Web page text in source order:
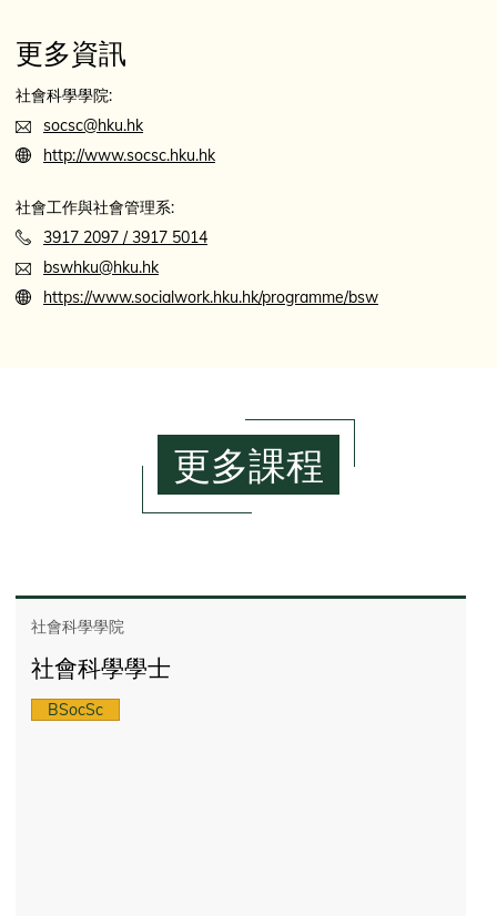
更多資訊
社會科學學院:
socsc@hku.hk
http://www.socsc.hku.hk
社會工作與社會管理系:
3917 2097 / 3917 5014
bswhku@hku.hk
https://www.socialwork.hku.hk/programme/bsw
更多課程
社會科學學院
社會科學學士
BSocSc